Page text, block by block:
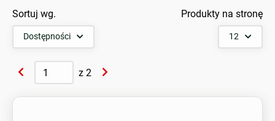
z 2
Sortuj wg.
Dostępności 12
Produkty na stronę